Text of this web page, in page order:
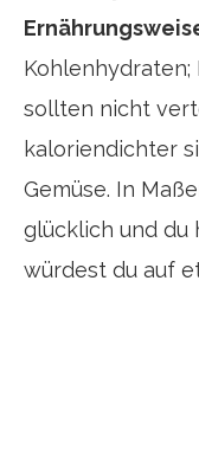
Kohlenhydraten;
sollten nicht
kaloriendichter
Gemüse. In
glücklich und du
würdest du auf